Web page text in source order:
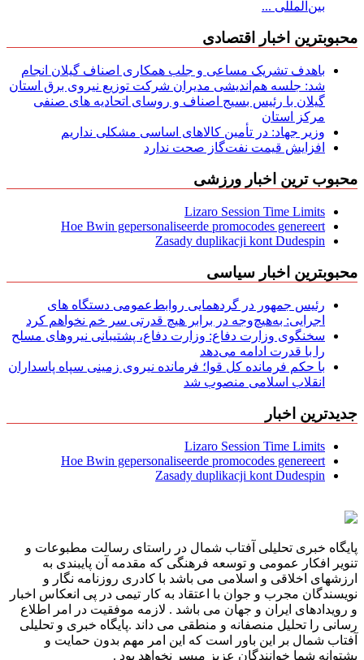
بین‌المللی ...
محبوبترین اخبار اقتصادی
باهدف تشریک مساعی و جلب همکاری اصناف گیلان انجام
شد: جلسه هم‌اندیشی مدیران شركت توزیع نیروی برق استان
گیلان با رئیس بسیج اصناف و روسای اتحادیه های صنفی
مركز استان
وزیر جهاد: در تأمین کالاهای اساسی مشکلی نداریم
افزایش قیمت نفت‌گاز صحت ندارد
محبوب ترین اخبار ورزشی
Lizaro Session Time Limits
Hoe Bwin gepersonaliseerde promocodes genereert
Zasady duplikacji kont Dudespin
محبوبترین اخبار سیاسی
رئیس جمهور در گردهمایی روابط‌عمومی دستگاه های
اجرایی: به‌هیچ‌وجه در برابر هیچ قدرتی سر خم نخواهم کرد
سخنگوی وزارت دفاع: وزارت دفاع، پشتیبانی نیرو‌های مسلح
را با قدرت ادامه می‌دهد
با حکم فرمانده کل قوا؛ فرمانده نیروی زمینی سپاه پاسداران
انقلاب اسلامی منصوب شد
جدیدترین اخبار
Lizaro Session Time Limits
Hoe Bwin gepersonaliseerde promocodes genereert
Zasady duplikacji kont Dudespin
پایگاه خبری تحلیلی آفتاب شمال در راستای رسالت مطبوعات و
تنویر افکار عمومی و توسعه فرهنگی که مقدمه آن پایبندی به
ارزشهای اخلاقی و اسلامی می باشد با کادری روزنامه نگار و
نویسندگان مجرب و جوان با اعتقاد به کار تیمی در پی انعکاس اخبار
و رویدادهای ایران و جهان می باشد . لازمه موفقیت در امر اطلاع
رسانی را تحلیل منصفانه و منطقی می داند .پایگاه خبری و تحلیلی
آفتاب شمال بر این باور است که این امر مهم بدون حمایت و
پشتوانه شما خوانندگان عزیز میسر نخواهد بود .